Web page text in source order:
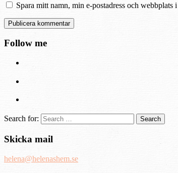
Spara mitt namn, min e-postadress och
Follow me
Search for:
Skicka mail
helena@helenashem.se